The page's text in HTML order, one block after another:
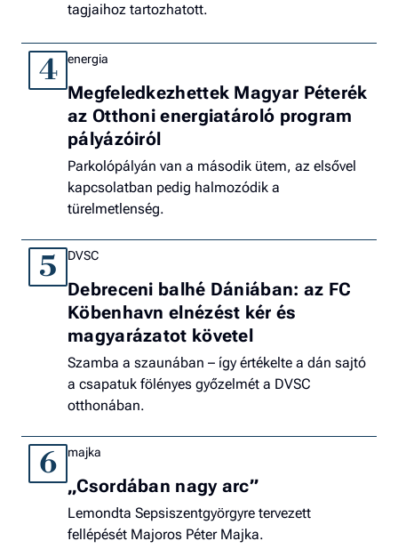
tagjaihoz tartozhatott.
4 energia
Megfeledkezhettek Magyar Péterék
az Otthoni energiatároló program
pályázóiról
Parkolópályán van a második ütem, az elsővel
kapcsolatban pedig halmozódik a
türelmetlenség.
5 DVSC
Debreceni balhé Dániában: az FC
Köbenhavn elnézést kér és
magyarázatot követel
Szamba a szaunában – így értékelte a dán sajtó
a csapatuk fölényes győzelmét a DVSC
otthonában.
6 majka
„Csordában nagy arc”
Lemondta Sepsiszentgyörgyre tervezett
fellépését Majoros Péter Majka.